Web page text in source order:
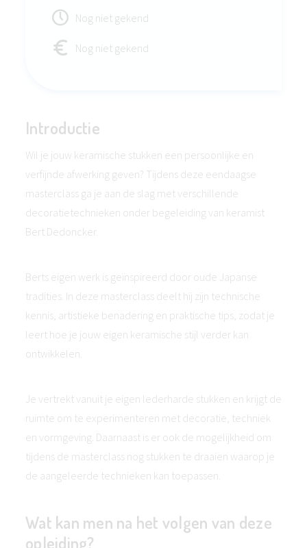
Nog niet gekend
Nog niet gekend
Introductie
Wil je jouw keramische stukken een persoonlijke en
verfijnde afwerking geven? Tijdens deze eendaagse
masterclass ga je aan de slag met verschillende
decoratietechnieken onder begeleiding van keramist
Bert Dedoncker.
Berts eigen werk is geïnspireerd door oude Japanse
tradities. In deze masterclass deelt hij zijn technische
kennis, artistieke benadering en praktische tips, zodat je
leert hoe je jouw eigen keramische stijl verder kan
ontwikkelen.
Je vertrekt vanuit je eigen lederharde stukken en krijgt de
ruimte om te experimenteren met decoratie, techniek
en vormgeving. Daarnaast is er ook de mogelijkheid om
tijdens de masterclass nog stukken te draaien waarop je
de aangeleerde technieken kan toepassen.
Wat kan men na het volgen van deze
opleiding?